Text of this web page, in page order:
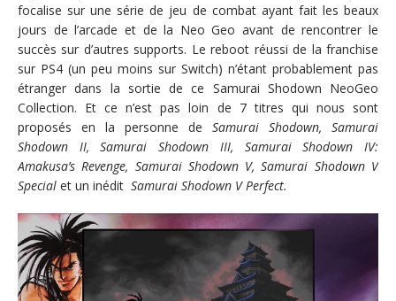
focalise sur une série de jeu de combat ayant fait les beaux
jours de l’arcade et de la Neo Geo avant de rencontrer le
succès sur d’autres supports. Le reboot réussi de la franchise
sur PS4 (un peu moins sur Switch) n’étant probablement pas
étranger dans la sortie de ce Samurai Shodown NeoGeo
Collection. Et ce n’est pas loin de 7 titres qui nous sont
proposés en la personne de Samurai Shodown, Samurai
Shodown II, Samurai Shodown III, Samurai Shodown IV:
Amakusa’s Revenge, Samurai Shodown V, Samurai Shodown V
Special et un inédit Samurai Shodown V Perfect.